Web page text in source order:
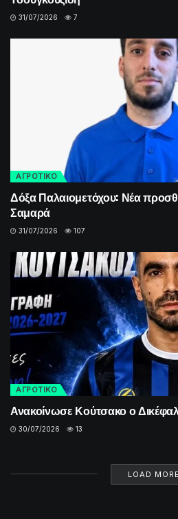
31/07/2026 7
ΑΓΡΟΤΙΚΟ
Δόξα Παλαιομετόχου: Νέα
Σαμαρά
31/07/2026 107
ΑΓΡΟΤΙΚΟ
Ανακοίνωσε Κούτσακο ο
30/07/2026 13
LOAD MORE